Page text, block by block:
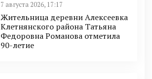
7 августа 2026, 17:17
Жительница деревни Алексеевка
Клетнянского района Татьяна
Федоровна Романова отметила
90-летие